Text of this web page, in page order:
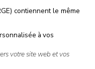
contiennent le même
à vos
votre site web et vos